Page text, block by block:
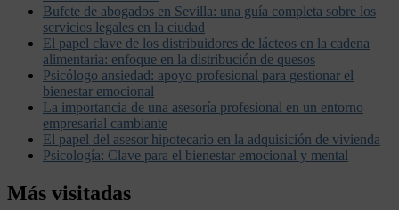
Bufete de abogados en Sevilla: una guía completa sobre los
servicios legales en la ciudad
El papel clave de los distribuidores de lácteos en la cadena
alimentaria: enfoque en la distribución de quesos
Psicólogo ansiedad: apoyo profesional para gestionar el
bienestar emocional
La importancia de una asesoría profesional en un entorno
empresarial cambiante
El papel del asesor hipotecario en la adquisición de vivienda
Psicología: Clave para el bienestar emocional y mental
Más visitadas